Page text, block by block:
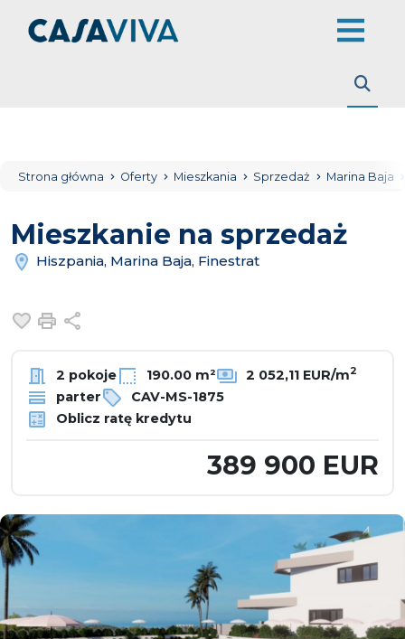
Strona główna Oferty Mieszkania Sprzedaż Marina Baja
Mieszkanie na sprzedaż
Hiszpania, Marina Baja, Finestrat
Dodaj do ulubionych
Drukuj
2 pokoje 190.00 m² 2 052,11 EUR/m2
parter
CAV-MS-1875
Oblicz ratę kredytu
389 900 EUR